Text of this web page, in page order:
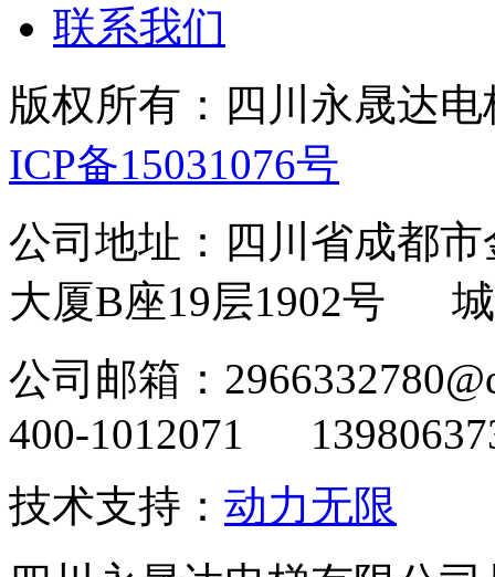
联系我们
版权所有：四川永晟达
ICP备15031076号
公司地址：四川省成都
大厦B座19层1902号
城
公司邮箱：
400-1012071
技术支持： 动力无限